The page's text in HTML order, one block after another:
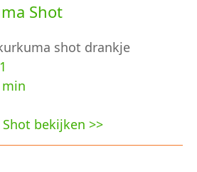
Shot
1
min
bekijken >>